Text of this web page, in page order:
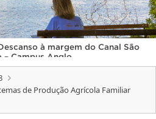
à margem do Canal São
– Campus Anglo
de Produção Agrícola Familiar